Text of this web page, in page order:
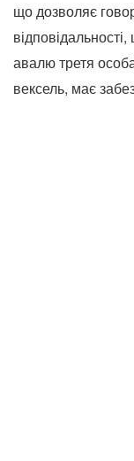
що дозволяє
авалю третя
вексель, має